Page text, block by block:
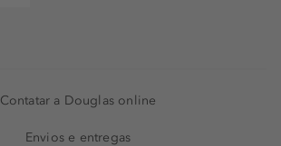
Contatar a Douglas online
Envios e entregas